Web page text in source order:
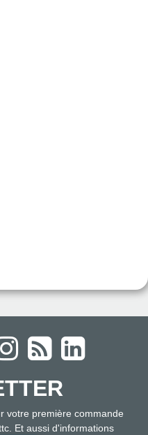
votre première commande
Et aussi d'informations